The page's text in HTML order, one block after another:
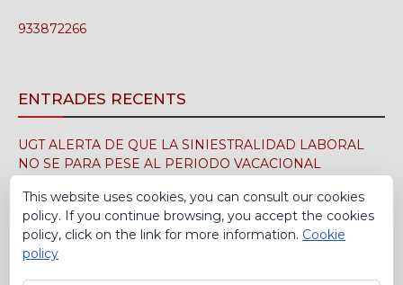
933872266
ENTRADES RECENTS
UGT ALERTA DE QUE LA SINIESTRALIDAD LABORAL
NO SE PARA PESE AL PERIODO VACACIONAL
UGT FICA FIRMA EN EL SIMA EL CONVENIO
COLECTIVO DE LA INDUSTRIA DEL CALZADO PARA EL
PERÍODO 2026-2029
30 de juliol de 2026
This website uses cookies, you can consult our cookies
policy. If you continue browsing, you accept the cookies
policy, click on the link for more information. Cookie
policy